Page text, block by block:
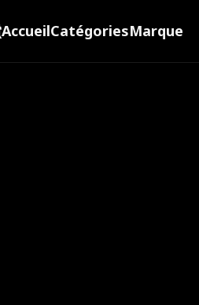
AccueilCatégoriesMarque